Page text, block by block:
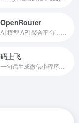
OpenRouter
码上飞